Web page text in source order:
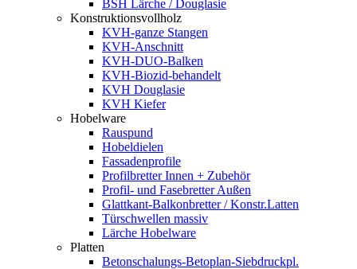
BSH Lärche / Douglasie
Konstruktionsvollholz
KVH-ganze Stangen
KVH-Anschnitt
KVH-DUO-Balken
KVH-Biozid-behandelt
KVH Douglasie
KVH Kiefer
Hobelware
Rauspund
Hobeldielen
Fassadenprofile
Profilbretter Innen + Zubehör
Profil- und Fasebretter Außen
Glattkant-Balkonbretter / Konstr.Latten
Türschwellen massiv
Lärche Hobelware
Platten
Betonschalungs-Betoplan-Siebdruckpl.